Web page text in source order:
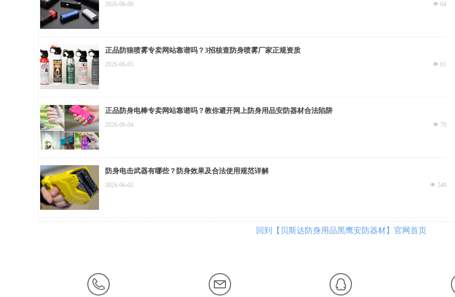
넶 64
2026-06-06
正品防狼喷雾专卖网站靠谱吗？3招核查防身喷雾厂家正规资质
넶 61
2026-06-05
正品防身电棒专卖网站靠谱吗？教你避开网上防身用品安防器材合法陷阱
넶 70
2026-06-04
防身电击武器有哪些？防身效果及合法使用规范详解
넶 240
2026-06-02
回到【贝斯达防身用品黑鹰安防器材】官网首页